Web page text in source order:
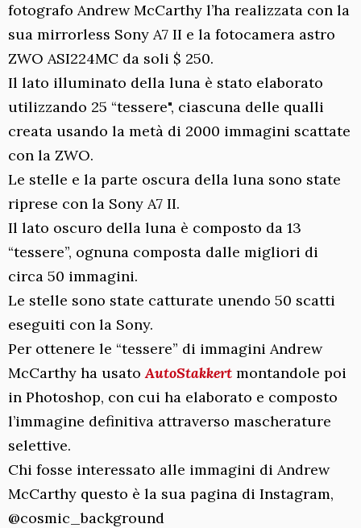
fotografo Andrew McCarthy l’ha realizzata con la
sua mirrorless Sony A7 II e la fotocamera astro
ZWO ASI224MC da soli $ 250.
Il lato illuminato della luna è stato elaborato
utilizzando 25 “tessere", ciascuna delle qualli
creata usando la metà di 2000 immagini scattate
con la ZWO.
Le stelle e la parte oscura della luna sono state
riprese con la Sony A7 II.
Il lato oscuro della luna è composto da 13
“tessere”, ognuna composta dalle migliori di
circa 50 immagini.
Le stelle sono state catturate unendo 50 scatti
eseguiti con la Sony.
Per ottenere le “tessere” di immagini Andrew
McCarthy ha usatoAutoStakkert montandole poi
in Photoshop, con cui ha elaborato e composto
l’immagine definitiva attraverso mascherature
selettive.
Chi fosse interessato alle immagini di Andrew
McCarthy questo è la sua pagina di Instagram,
@cosmic_background